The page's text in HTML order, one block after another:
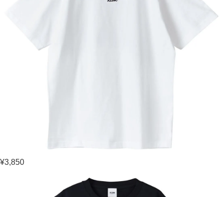
¥3,850